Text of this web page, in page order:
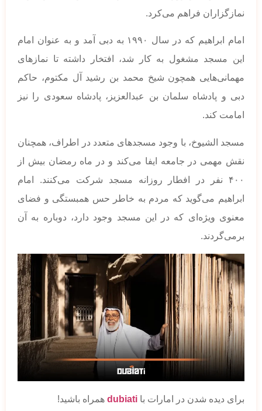
نمازگزاران فراهم می‌کرد.
امام ابراهیم که در سال ۱۹۹۰ به دبی آمد و به عنوان امام
این مسجد مشغول به کار شد، افتخار داشته تا نمازهای
مهمانی‌هایی همچون شیخ محمد بن رشید آل مکتوم، حاکم
دبی و پادشاه سلمان بن عبدالعزیز، پادشاه سعودی را نیز
امامت کند.
مسجد الشیوخ، با وجود مسجدهای متعدد در اطراف، همچنان
نقش مهمی در جامعه ایفا می‌کند و در ماه رمضان بیش از
۴۰۰ نفر در افطار روزانه مسجد شرکت می‌کنند. امام
ابراهیم می‌گوید که مردم به خاطر حس همبستگی و فضای
معنوی ویژه‌ای که در این مسجد وجود دارد، دوباره به آن
برمی‌گردند.
برای دیده شدن در امارات با dubiati همراه باشید!